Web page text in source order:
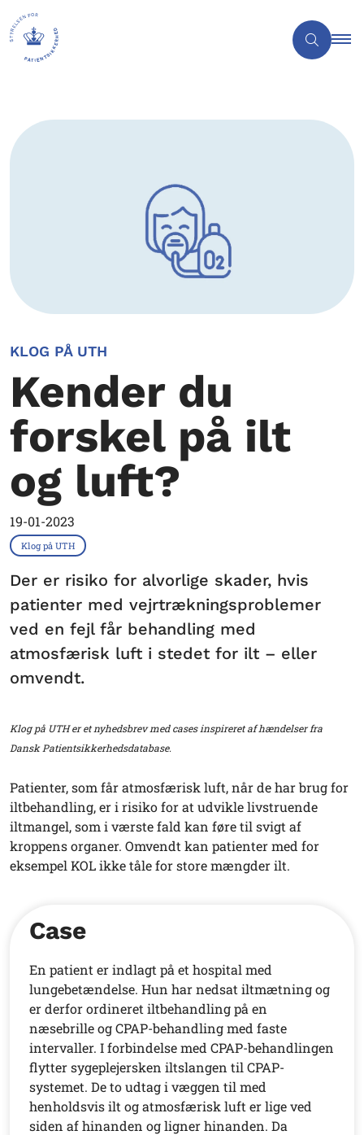
KLOG PÅ UTH
Kender du
forskel på ilt
og luft?
19-01-2023
Klog på UTH
Der er risiko for alvorlige skader, hvis
patienter med vejrtrækningsproblemer
ved en fejl får behandling med
atmosfærisk luft i stedet for ilt – eller
omvendt.
Klog på UTH er et nyhedsbrev med cases inspireret af hændelser fra
Dansk Patientsikkerhedsdatabase.
Patienter, som får atmosfærisk luft, når de har brug for
iltbehandling, er i risiko for at udvikle livstruende
iltmangel, som i værste fald kan føre til svigt af
kroppens organer. Omvendt kan patienter med for
eksempel KOL ikke tåle for store mængder ilt.
Case
En patient er indlagt på et hospital med
lungebetændelse. Hun har nedsat iltmætning og
er derfor ordineret iltbehandling på en
næsebrille og CPAP-behandling med faste
intervaller. I forbindelse med CPAP-behandlingen
flytter sygeplejersken iltslangen til CPAP-
systemet. De to udtag i væggen til med
henholdsvis ilt og atmosfærisk luft er lige ved
siden af hinanden og ligner hinanden. Da